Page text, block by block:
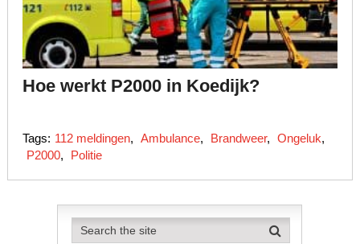
Hoe werkt P2000 in Koedijk?
Tags: 112 meldingen, Ambulance, Brandweer, Ongeluk,
P2000, Politie